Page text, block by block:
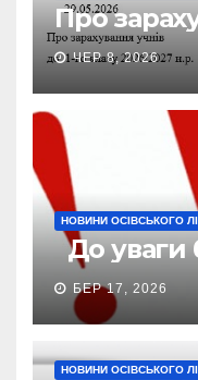
Про
ЧЕР 8, 2026
НОВИНИ ОСІВСЬКОГО
До уваги
БЕР 17, 2026
НОВИНИ ОСІВСЬКОГО